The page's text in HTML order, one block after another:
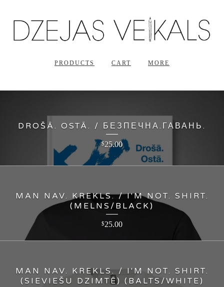
PRODUCTS CART MORE
DROŠĀ. OSTĀ. / БЕЗПЕЧНА.ГАВАНЬ.
$25.00
MAN NAV. KREKLS. / I'M NOT. SHIRT.
(MELNS/BLACK)
$25.00
MAN NAV. KREKLS. / I'M NOT. SHIRT.
(SIEVIEŠU DZIMTĒ) (BALTS/WHITE)